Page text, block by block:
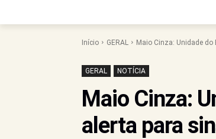
Início GERAL Maio Cinza: Unidade do
GERAL NOTÍCIA
Maio Cinza:
alerta para